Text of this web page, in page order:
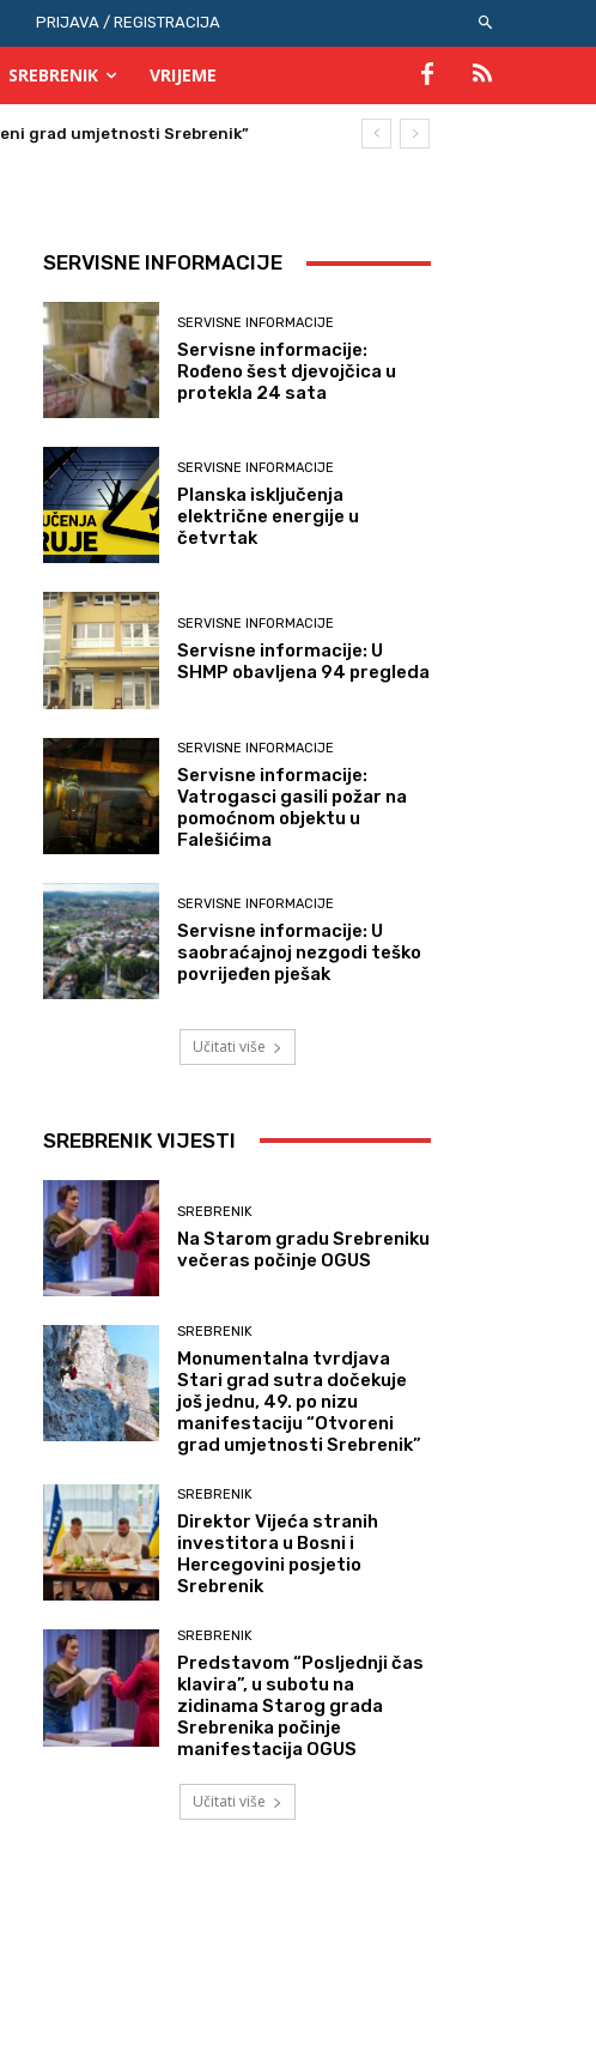
PRIJAVA / REGISTRACIJA
SREBRENIK VRIJEME
grad umjetnosti Srebrenik”
SERVISNE INFORMACIJE
SERVISNE INFORMACIJE
Servisne informacije:
Rođeno šest djevojčica u
protekla 24 sata
SERVISNE INFORMACIJE
Planska isključenja
električne energije u
četvrtak
SERVISNE INFORMACIJE
Servisne informacije: U
SHMP obavljena 94 pregleda
SERVISNE INFORMACIJE
Servisne informacije:
Vatrogasci gasili požar na
pomoćnom objektu u
Falešićima
SERVISNE INFORMACIJE
Servisne informacije: U
saobraćajnoj nezgodi teško
povrijeđen pješak
Učitati više
SREBRENIK VIJESTI
SREBRENIK
Na Starom gradu Srebreniku
večeras počinje OGUS
SREBRENIK
Monumentalna tvrdjava
Stari grad sutra dočekuje
još jednu, 49. po nizu
manifestaciju “Otvoreni
grad umjetnosti Srebrenik”
SREBRENIK
Direktor Vijeća stranih
investitora u Bosni i
Hercegovini posjetio
Srebrenik
SREBRENIK
Predstavom “Posljednji čas
klavira”, u subotu na
zidinama Starog grada
Srebrenika počinje
manifestacija OGUS
Učitati više